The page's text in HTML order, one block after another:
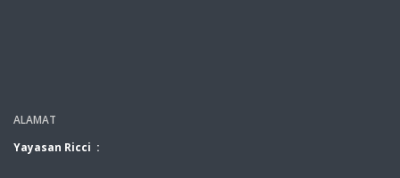
ALAMAT
Yayasan Ricci :